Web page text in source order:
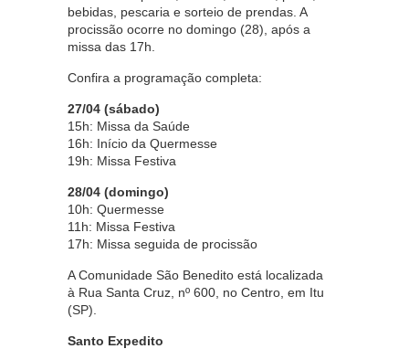
bebidas, pescaria e sorteio de prendas. A
procissão ocorre no domingo (28), após a
missa das 17h.
Confira a programação completa:
27/04 (sábado)
15h: Missa da Saúde
16h: Início da Quermesse
19h: Missa Festiva
28/04 (domingo)
10h: Quermesse
11h: Missa Festiva
17h: Missa seguida de procissão
A Comunidade São Benedito está localizada
à Rua Santa Cruz, nº 600, no Centro, em Itu
(SP).
Santo Expedito